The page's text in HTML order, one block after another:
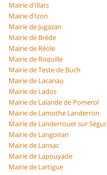
Mairie d'Illats
Mairie d'Izon
Mairie de Jugazan
Mairie de Brède
Mairie de Réole
Mairie de Roquille
Mairie de Teste de Buch
Mairie de Lacanau
Mairie de Lados
Mairie de Lalande de Pomerol
Mairie de Lamothe Landerron
Mairie de Landerrouet sur Ségur
Mairie de Langoiran
Mairie de Lansac
Mairie de Lapouyade
Mairie de Lartigue